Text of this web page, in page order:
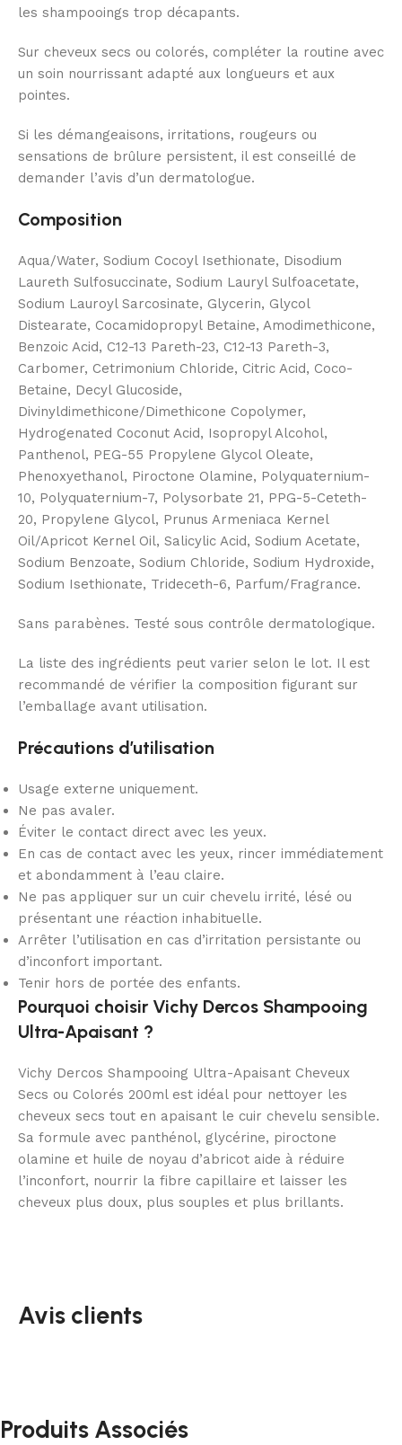
les shampooings trop décapants.
Sur cheveux secs ou colorés, compléter la routine avec
un soin nourrissant adapté aux longueurs et aux
pointes.
Si les démangeaisons, irritations, rougeurs ou
sensations de brûlure persistent, il est conseillé de
demander l’avis d’un dermatologue.
Composition
Aqua/Water, Sodium Cocoyl Isethionate, Disodium
Laureth Sulfosuccinate, Sodium Lauryl Sulfoacetate,
Sodium Lauroyl Sarcosinate, Glycerin, Glycol
Distearate, Cocamidopropyl Betaine, Amodimethicone,
Benzoic Acid, C12-13 Pareth-23, C12-13 Pareth-3,
Carbomer, Cetrimonium Chloride, Citric Acid, Coco-
Betaine, Decyl Glucoside,
Divinyldimethicone/Dimethicone Copolymer,
Hydrogenated Coconut Acid, Isopropyl Alcohol,
Panthenol, PEG-55 Propylene Glycol Oleate,
Phenoxyethanol, Piroctone Olamine, Polyquaternium-
10, Polyquaternium-7, Polysorbate 21, PPG-5-Ceteth-
20, Propylene Glycol, Prunus Armeniaca Kernel
Oil/Apricot Kernel Oil, Salicylic Acid, Sodium Acetate,
Sodium Benzoate, Sodium Chloride, Sodium Hydroxide,
Sodium Isethionate, Trideceth-6, Parfum/Fragrance.
Sans parabènes. Testé sous contrôle dermatologique.
La liste des ingrédients peut varier selon le lot. Il est
recommandé de vérifier la composition figurant sur
l’emballage avant utilisation.
Précautions d’utilisation
Usage externe uniquement.
Ne pas avaler.
Éviter le contact direct avec les yeux.
En cas de contact avec les yeux, rincer immédiatement
et abondamment à l’eau claire.
Ne pas appliquer sur un cuir chevelu irrité, lésé ou
présentant une réaction inhabituelle.
Arrêter l’utilisation en cas d’irritation persistante ou
d’inconfort important.
Tenir hors de portée des enfants.
Pourquoi choisir Vichy Dercos Shampooing
Ultra-Apaisant ?
Vichy Dercos Shampooing Ultra-Apaisant Cheveux
Secs ou Colorés 200ml est idéal pour nettoyer les
cheveux secs tout en apaisant le cuir chevelu sensible.
Sa formule avec panthénol, glycérine, piroctone
olamine et huile de noyau d’abricot aide à réduire
l’inconfort, nourrir la fibre capillaire et laisser les
cheveux plus doux, plus souples et plus brillants.
Avis clients
Produits Associés